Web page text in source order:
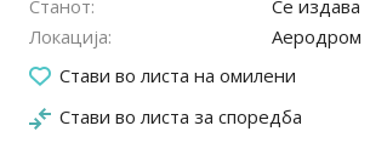
Станот
Се издава
Локација
Аеродром
Стави во листа на омилени
Стави во листа за споредба
28.05.2026